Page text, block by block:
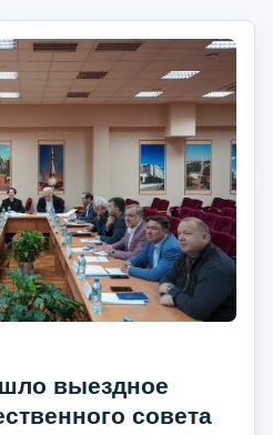
выездное
совета